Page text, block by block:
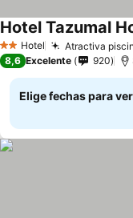
2 Estrellas
Hotel Atractiva
Hotel Tazumal
8,6 Excelente 920
Elige fechas para